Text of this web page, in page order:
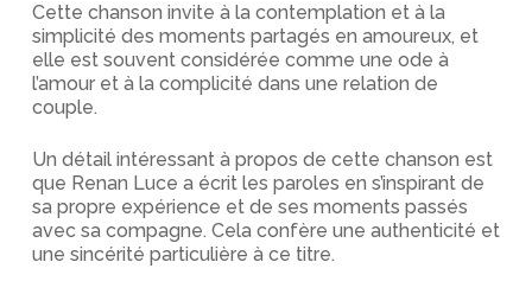
Cette chanson invite à la contemplation et à la
simplicité des moments partagés en amoureux, et
elle est souvent considérée comme une ode à
l’amour et à la complicité dans une relation de
couple.
Un détail intéressant à propos de cette chanson est
que Renan Luce a écrit les paroles en s’inspirant de
sa propre expérience et de ses moments passés
avec sa compagne. Cela confère une authenticité et
une sincérité particulière à ce titre.